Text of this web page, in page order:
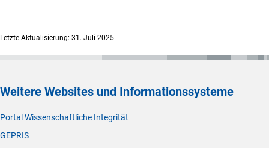
Letzte Aktualisierung: 31. Juli 2025
Weitere Websites und Informationssysteme
Portal Wissenschaftliche Integrität
GEPRIS